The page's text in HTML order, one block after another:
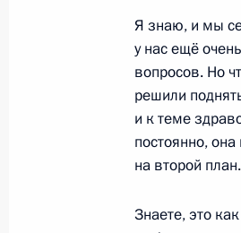
Структура
Видео и фото
Документы
Контакты
Поиск
Для СМИ
Подписаться
Я знаю, и мы
у нас ещё
вопросов. Но
решили
и к теме
постоянно,
на второй план.
Знаете, это